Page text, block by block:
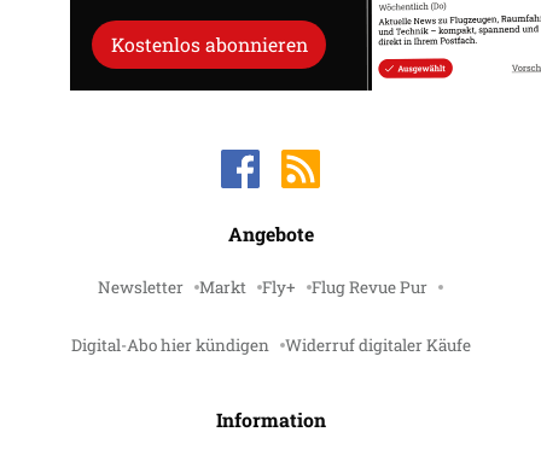
Kostenlos abonnieren
Angebote
Newsletter Markt Fly+ Flug Revue Pur
Digital-Abo hier kündigen Widerruf digitaler Käufe
Information